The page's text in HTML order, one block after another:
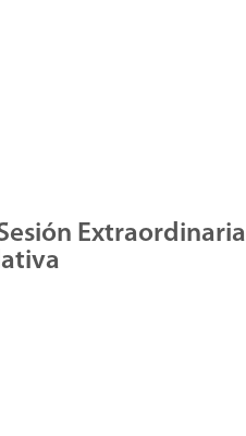
Extraordinaria